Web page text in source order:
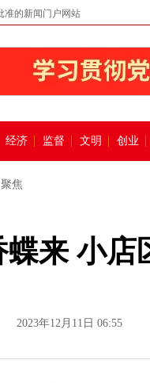
准的新闻门户网站
经济 监督 文明 创业
焦
来 小
2023年12月11日 06:55